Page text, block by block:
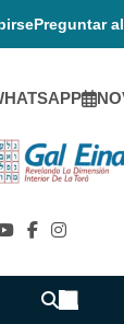
Preguntar